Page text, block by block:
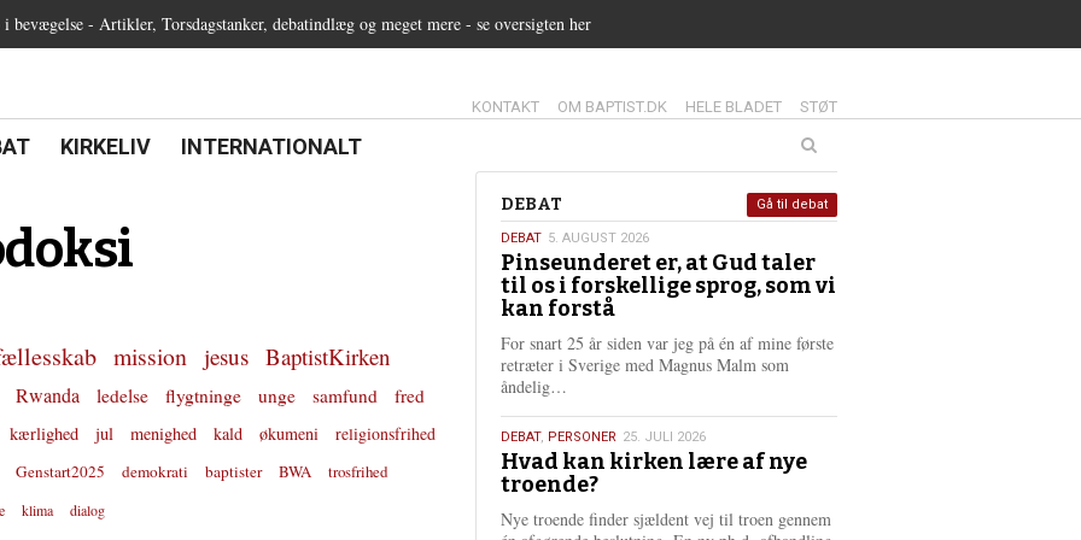
bevægelse - Artikler, Torsdagstanker, debatindlæg og meget mere - se oversigten her
13.0:
KONTAKT 14.0:
OM BAPTIST.DK 15.0:
HELE BLADET 16.0:
STØT
21.0:
KIRKELIV 22.0:
INTERNATIONALT
mission jesus BaptistKirken
Rwanda ledelse flygtninge unge samfund
fred
kærlighed jul menighed kald økumeni
religionsfrihed
Genstart2025 demokrati baptister BWA
trosfrihed
klima dialog
Debat
DEBAT
5.
august
2026
DEBAT 5. AUGUST 2026
Pinseunderet er, at Gud taler
til os i forskellige sprog, som vi
kan forstå
For snart 25 år siden var jeg på én af mine første
retræter i Sverige med Magnus Malm som
åndelig…
s
m
e
r
e
25.
juli
2026
DEBAT, PERSONER 25. JULI 2026
Hvad kan kirken lære af nye
troende?
Nye troende finder sjældent vej til troen gennem
Gå til debat